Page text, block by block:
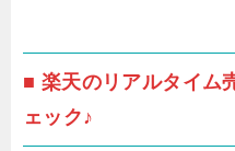
■ 楽天のリアルタイム
ェック♪